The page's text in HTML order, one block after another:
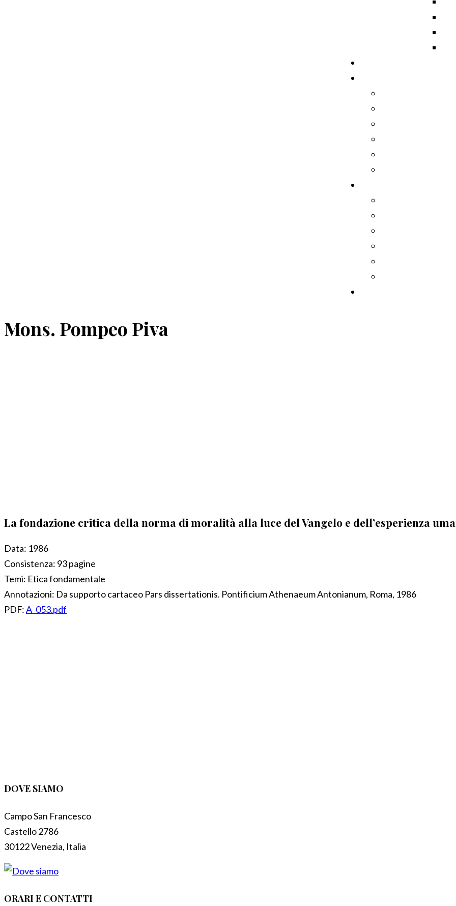
Mons. Pompeo Piva
La fondazione critica della norma di moralità alla luce del Vangelo e dell’esperienza
Data: 1986
Consistenza: 93 pagine
Temi: Etica fondamentale
Annotazioni: Da supporto cartaceo Pars dissertationis. Pontificium Athenaeum Antonianum, Roma, 1986
PDF:A_053.pdf
DOVE SIAMO
Campo San Francesco
Castello 2786
30122 Venezia, Italia
ORARI E CONTATTI